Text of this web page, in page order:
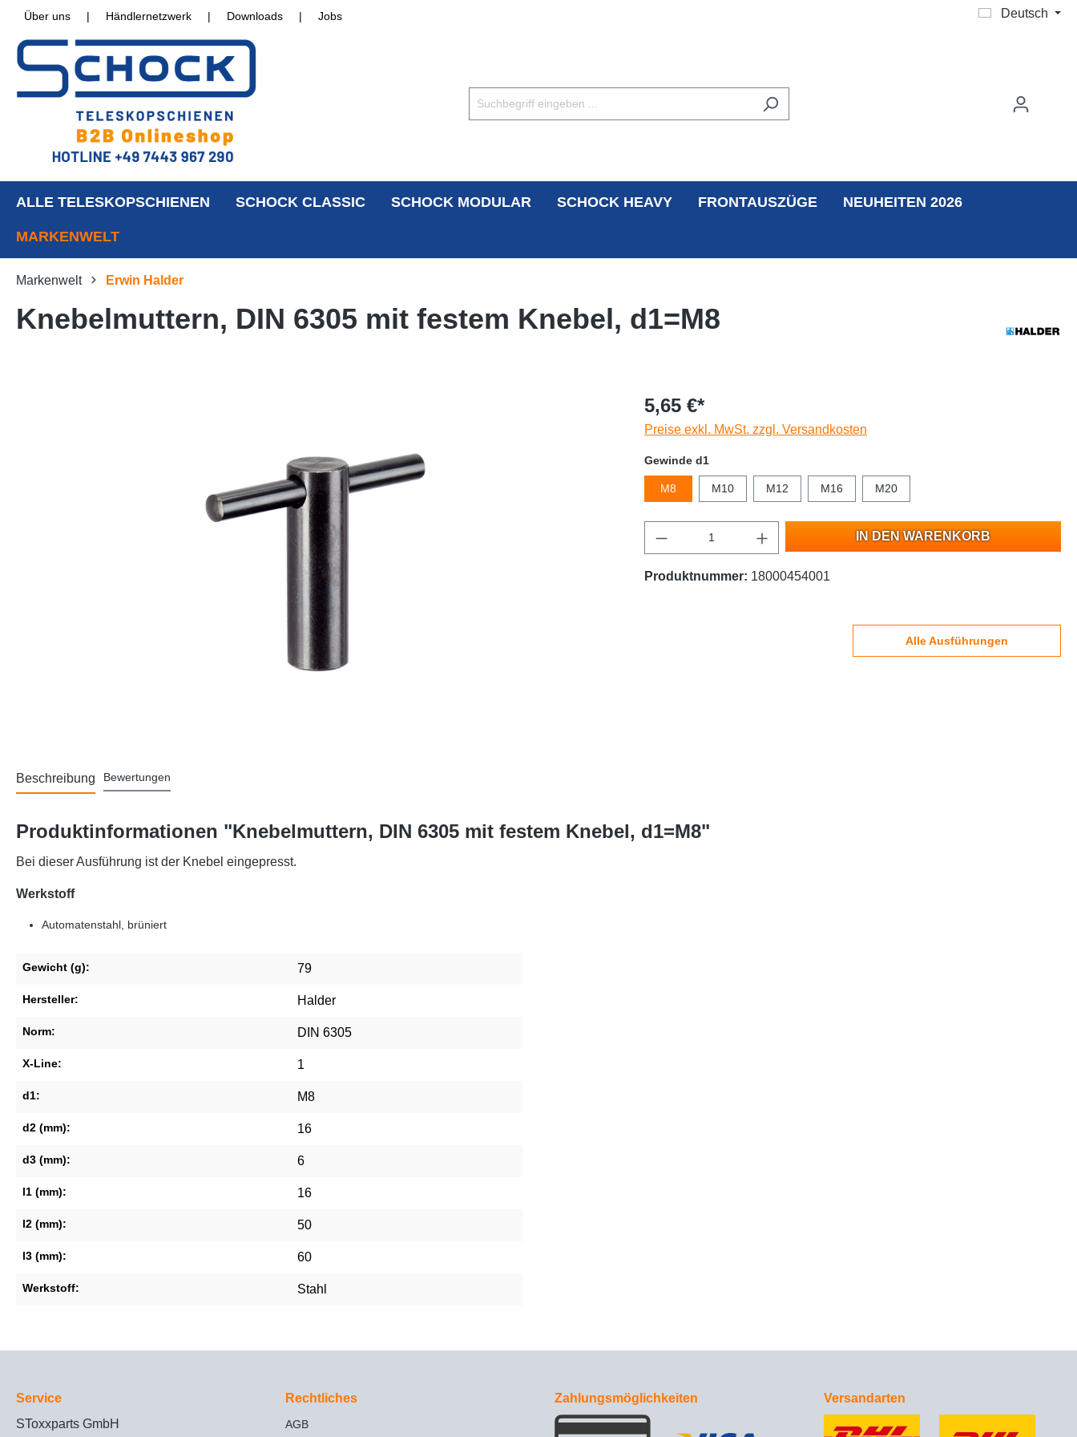
Über uns | Händlernetzwerk | Downloads | Jobs Deutsch
ALLE TELESKOPSCHIENEN SCHOCK CLASSIC SCHOCK MODULAR SCHOCK HEAVY FRONTAUSZÜGE NEUHEITEN 2026
MARKENWELT
Markenwelt Erwin Halder
Knebelmuttern, DIN 6305 mit festem Knebel, d1=M8
5,65 €*
Preise exkl. MwSt. zzgl. Versandkosten
Gewinde d1
M8 M10 M12 M16 M20
IN DEN WARENKORB
Produktnummer: 18000454001
Alle Ausführungen
Beschreibung Bewertungen
Produktinformationen "Knebelmuttern, DIN 6305 mit festem Knebel, d1=M8"
Bei dieser Ausführung ist der Knebel eingepresst.
Werkstoff
Automatenstahl, brüniert
Gewicht (g): 79
Hersteller: Halder
Norm: DIN 6305
X-Line: 1
d1: M8
d2 (mm): 16
d3 (mm): 6
l1 (mm): 16
l2 (mm): 50
l3 (mm): 60
Werkstoff: Stahl
Service
SToxxparts GmbH
Rechtliches
AGB
Zahlungsmöglichkeiten Versandarten